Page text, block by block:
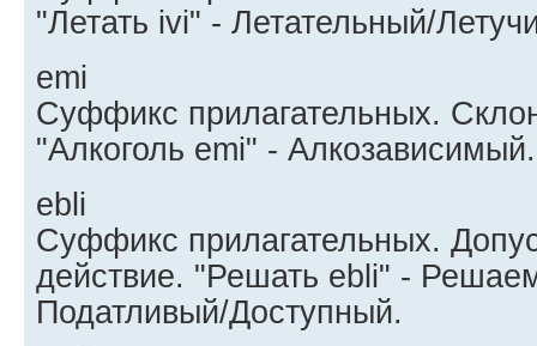
"Летать ivi" - Летательный/
emi
Суффикс прилагательных.
"Алкоголь emi" -
ebli
Суффикс прилагательных.
действие. "Решать ebli" -
Податливый/Доступный.